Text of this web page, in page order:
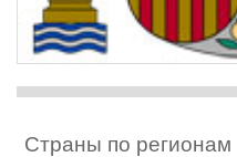
Страны по регионам